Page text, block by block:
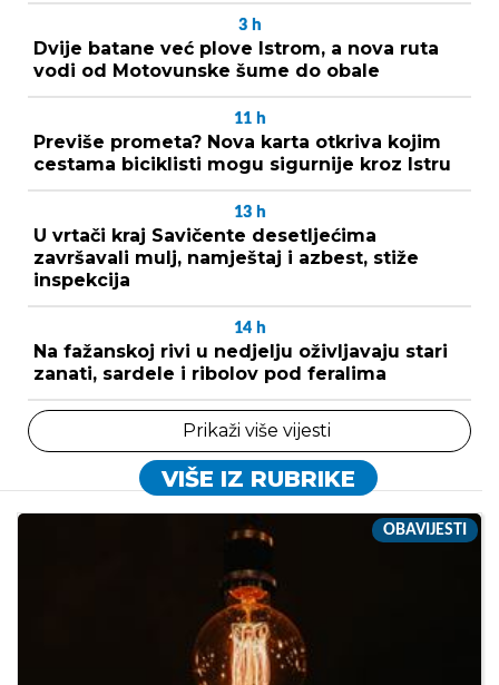
3 h
Dvije batane već plove Istrom, a nova ruta
vodi od Motovunske šume do obale
11 h
Previše prometa? Nova karta otkriva kojim
cestama biciklisti mogu sigurnije kroz Istru
13 h
U vrtači kraj Savičente desetljećima
završavali mulj, namještaj i azbest, stiže
inspekcija
14 h
Na fažanskoj rivi u nedjelju oživljavaju stari
zanati, sardele i ribolov pod feralima
Prikaži više vijesti
VIŠE IZ RUBRIKE
OBAVIJESTI